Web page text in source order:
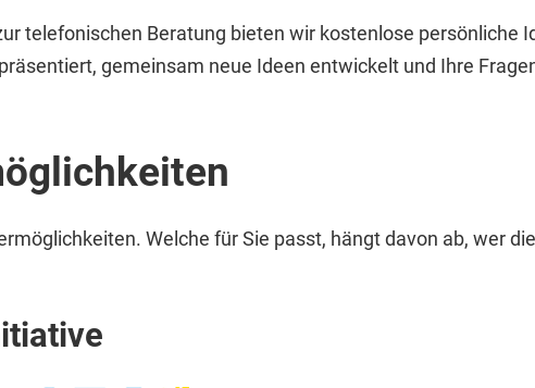
telefonischen Beratung bieten wir kostenlose persönliche
präsentiert, gemeinsam neue Ideen entwickelt und Ihre
Welche für Sie passt, hängt davon ab, wer